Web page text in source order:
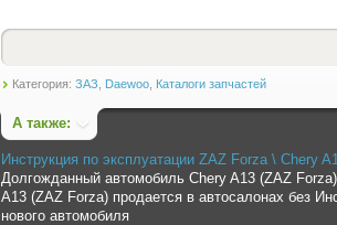
Категория: ЗАЗ, Daewoo, Каталоги запчастей
А также:
Инструкция по эксплуатации ZAZ Forza \ Chery
Долгожданный автомобиль Chery A13 (ZAZ
A13 (ZAZ Forza) продается в автосалонах без
нового автомобиля